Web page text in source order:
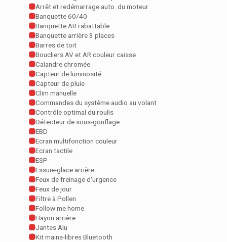
Arrêt et redémarrage auto. du moteur
Banquette 60/40
Banquette AR rabattable
Banquette arrière 3 places
Barres de toit
Boucliers AV et AR couleur caisse
Calandre chromée
Capteur de luminosité
Capteur de pluie
Clim manuelle
Commandes du système audio au volant
Contrôle optimal du roulis
Détecteur de sous-gonflage
EBD
Ecran multifonction couleur
Ecran tactile
ESP
Essuie-glace arrière
Feux de freinage d'urgence
Feux de jour
Filtre à Pollen
Follow me home
Hayon arrière
Jantes Alu
Kit mains-libres Bluetooth